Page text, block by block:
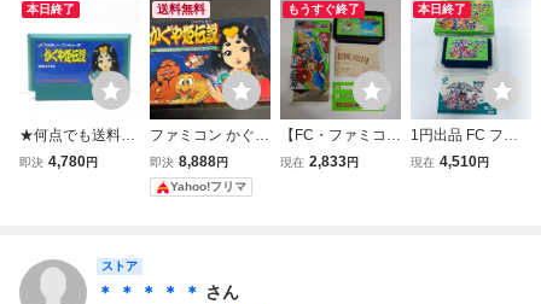
本日終了
★何点でも送料１
８５円★ かぐや姫
即決 4,780円
送料無料
ファミコン かぐや
姫伝説 箱付き
即決 8,888円
Yahoo!フリマ
もうすぐ終了
【FC・ファミコ
ン】 ワルキューレ
現在 2,833円
本日終了
1円出品 FC ファ
ミコン コナミワイ
現在 4,510円
ストア
＊ ＊ ＊ ＊ ＊ さん